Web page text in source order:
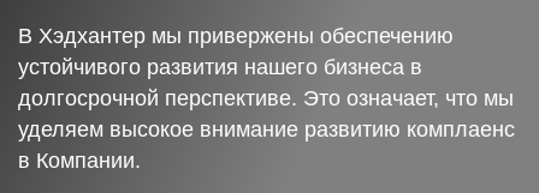
В Хэдхантер мы привержены обеспечению
устойчивого развития нашего бизнеса в
долгосрочной перспективе. Это означает, что мы
уделяем высокое внимание развитию комплаенс
в Компании.